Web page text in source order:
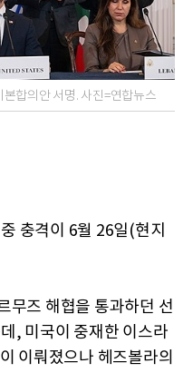
합의안 서명. 사진=연합뉴스
충격이 6월 26일(현지
무즈 해협을 통과하던 선
, 미국이 중재한 이스라
이뤄졌으나 헤즈볼라의